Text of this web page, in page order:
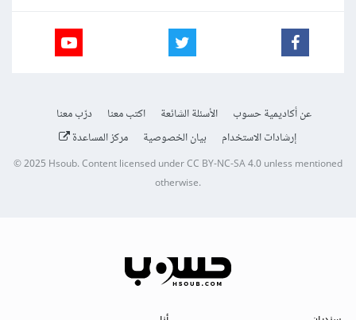
عن أكاديمية حسوب الأسئلة الشائعة اكتب معنا
درّب معنا
إرشادات الاستخدام
بيان الخصوصية مركز المساعدة
© 2025Hsoub.Content licensed underCC BY-NC-SA 4.0unless mentioned
otherwise.